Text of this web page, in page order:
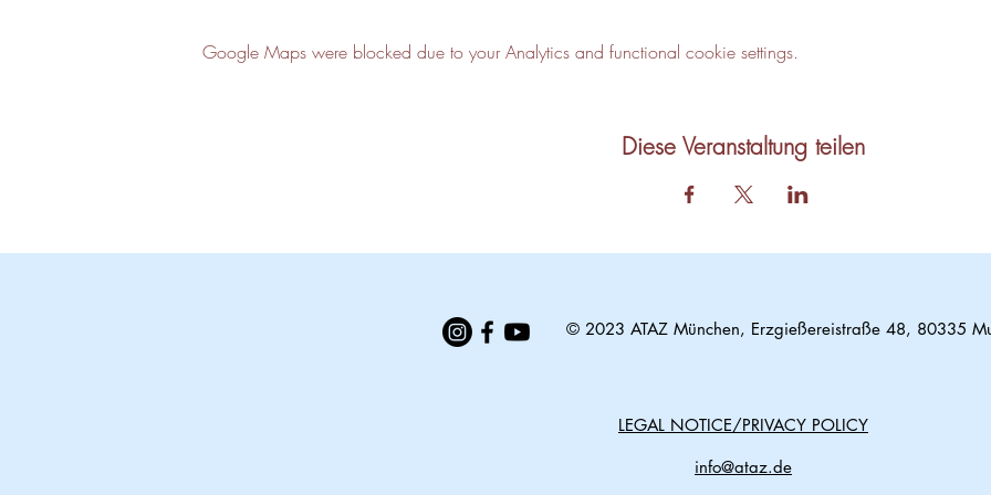
Google Maps were blocked due to your Analytics and functional cookie settings.
Diese Veranstaltung teilen
© 2023 ATAZ München, Erzgießereistraße 48, 80335
LEGAL NOTICE/PRIVACY POLICY
info@ataz.de